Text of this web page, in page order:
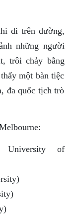
đi trên đường,
những người
trôi chảy bằng
một bàn tiệc
đa quốc tịch trò
University of